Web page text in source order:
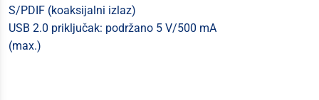
S/PDIF (koaksijalni izlaz)
USB 2.0 priključak: podržano 5 V/500 mA
(max.)